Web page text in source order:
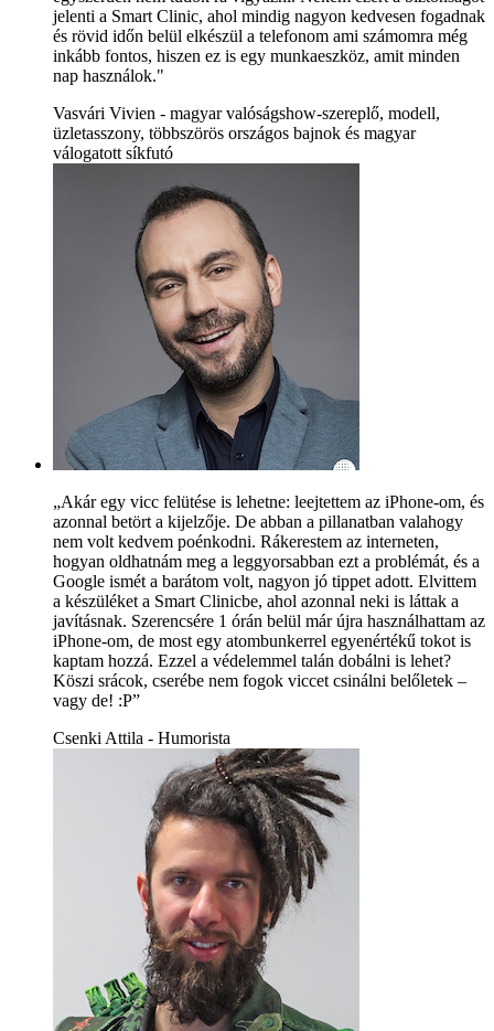
jelenti a Smart Clinic, ahol mindig nagyon kedvesen fogadnak
és rövid időn belül elkészül a telefonom ami számomra még
inkább fontos, hiszen ez is egy munkaeszköz, amit minden
nap használok."
Vasvári Vivien - magyar valóságshow-szereplő, modell,
üzletasszony, többszörös országos bajnok és magyar
válogatott síkfutó
„Akár egy vicc felütése is lehetne: leejtettem az iPhone-om, és
azonnal betört a kijelzője. De abban a pillanatban valahogy
nem volt kedvem poénkodni. Rákerestem az interneten,
hogyan oldhatnám meg a leggyorsabban ezt a problémát, és a
Google ismét a barátom volt, nagyon jó tippet adott. Elvittem
a készüléket a Smart Clinicbe, ahol azonnal neki is láttak a
javításnak. Szerencsére 1 órán belül már újra használhattam az
iPhone-om, de most egy atombunkerrel egyenértékű tokot is
kaptam hozzá. Ezzel a védelemmel talán dobálni is lehet?
Köszi srácok, cserébe nem fogok viccet csinálni belőletek –
vagy de! :P”
Csenki Attila - Humorista